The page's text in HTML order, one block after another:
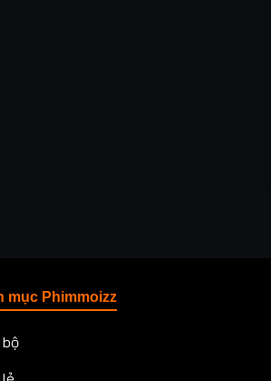
mục Phimmoizz
bộ